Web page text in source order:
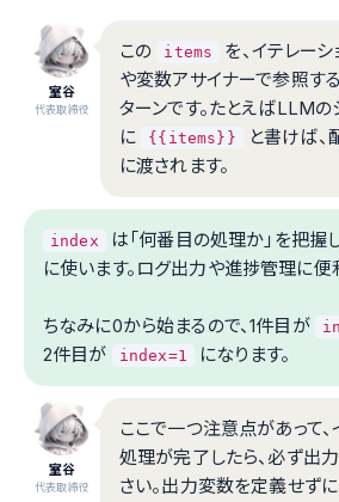
室谷
代表取締役
この items
を、イテレー
や変数アサイナーで参照す
ターンです。たとえばLLMの
に
{{items}}
と書けば
に渡されます。
index
は「何番目の処理か」を把握
に使います。ログ出力や進捗管理に便
ちなみに0から始まるので、1件目が
2件目が
index=1 になります。
室谷
代表取締役
ここで一つ注意点があって、
処理が完了したら、必ず出
さい。出力変数を定義せず